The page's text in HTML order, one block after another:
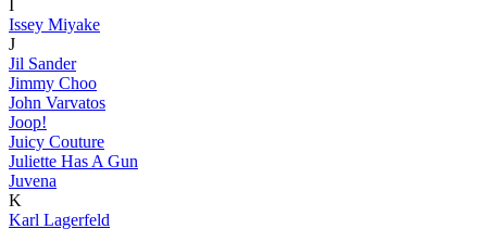
I
Issey Miyake
J
Jil Sander
Jimmy Choo
John Varvatos
Joop!
Juicy Couture
Juliette Has A Gun
Juvena
K
Karl Lagerfeld